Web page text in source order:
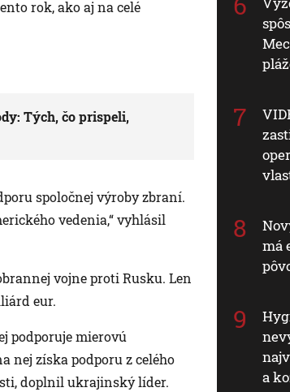
rok, ako aj na celé
Tých, čo prispeli,
spoločnej výroby zbraní.
vedenia,“ vyhlásil
vojne proti Rusku. Len
eur.
podporuje mierovú
nej získa podporu z celého
doplnil ukrajinský líder.
má
a